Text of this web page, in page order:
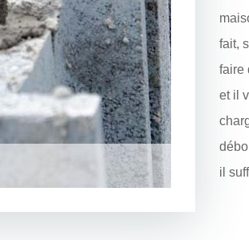
fait,
faire
et il
il